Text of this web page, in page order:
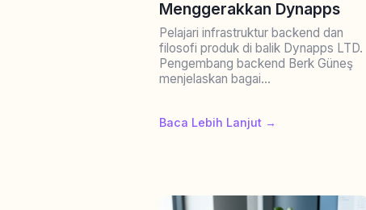
Menggerakkan Dynapps
Pelajari infrastruktur backend dan
filosofi produk di balik Dynapps LTD.
Pengembang backend Berk Güneş
menjelaskan bagai...
Baca Lebih Lanjut →